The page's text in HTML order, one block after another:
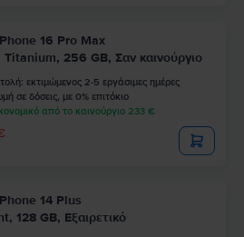
16 Pro Max
256 GB, Σαν καινούργιο
εκτιμώμενος 2-5 εργάσιμες ημέρες
σε δόσεις, με 0% επιτόκιο
από το καινούργιο 233 €
14 Plus
128 GB, Εξαιρετικό